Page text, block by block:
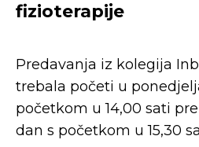
fizioterapije
Predavanja iz kolegija
trebala početi u
početkom u 14,00 sati
dan s početkom u 15,30